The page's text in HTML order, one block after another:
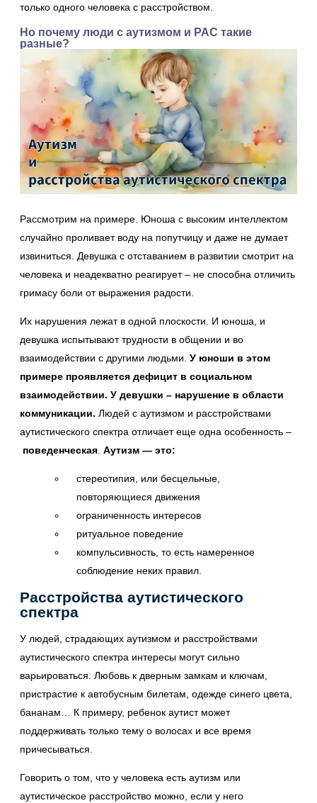
только одного человека с расстройством.
Но почему люди с аутизмом и РАС такие
разные?
Рассмотрим на примере. Юноша с высоким интеллектом
случайно проливает воду на попутчицу и даже не думает
извиниться. Девушка с отставанием в развитии смотрит на
человека и неадекватно реагирует – не способна отличить
гримасу боли от выражения радости.
Их нарушения лежат в одной плоскости. И юноша, и
девушка испытывают трудности в общении и во
взаимодействии с другими людьми. У юноши в этом
примере проявляется дефицит в социальном
взаимодействии. У девушки – нарушение в области
коммуникации. Людей с аутизмом и расстройствами
аутистического спектра отличает еще одна особенность –
поведенческая. Аутизм — это:
стереотипия, или бесцельные,
повторяющиеся движения
ограниченность интересов
ритуальное поведение
компульсивность, то есть намеренное
соблюдение неких правил.
Расстройства аутистического
спектра
У людей, страдающих аутизмом и расстройствами
аутистического спектра интересы могут сильно
варьироваться. Любовь к дверным замкам и ключам,
пристрастие к автобусным билетам, одежде синего цвета,
бананам… К примеру, ребенок аутист может
поддерживать только тему о волосах и все время
причесываться.
Говорить о том, что у человека есть аутизм или
аутистическое расстройство можно, если у него